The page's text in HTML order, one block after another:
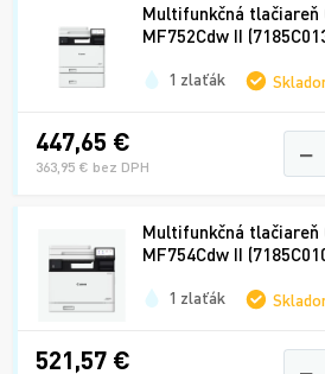
Multifunkčná tlačiareň
MF752Cdw II
1 zlaťák
447,65 €
363,95 € bez DPH −
Multifunkčná tlačiareň
MF754Cdw II
1 zlaťák
521,57 €